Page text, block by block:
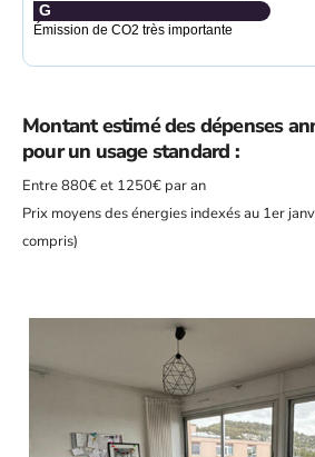
G
Émission de CO2 très importante
Montant estimé des dépenses
pour un usage standard :
Entre 880€ et 1250€ par an
Prix moyens des énergies indexés au 1er
compris)